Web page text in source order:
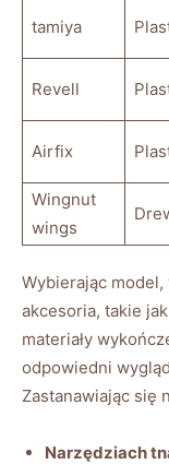
tamiya
Revell
Airfix
Wingnut
wings
Wybierając
akcesoria, takie
materiały
odpowiedni
Zastanawiając się
Narzędziach